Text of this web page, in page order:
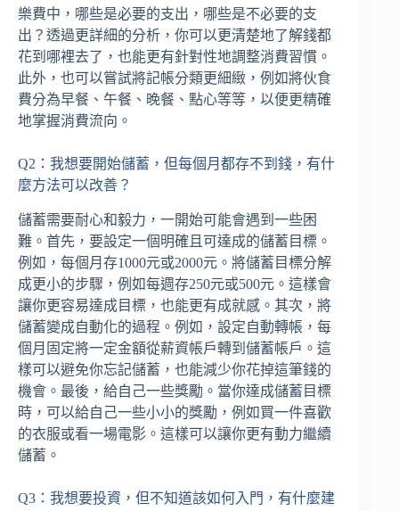
樂費中，哪些是必要的支出，哪些是不必要的支
出？透過更詳細的分析，你可以更清楚地了解錢都
花到哪裡去了，也能更有針對性地調整消費習慣。
此外，也可以嘗試將記帳分類更細緻，例如將伙食
費分為早餐、午餐、晚餐、點心等等，以便更精確
地掌握消費流向。
Q2：我想要開始儲蓄，但每個月都存不到錢，有什
麼方法可以改善？
儲蓄需要耐心和毅力，一開始可能會遇到一些困
難。首先，要設定一個明確且可達成的儲蓄目標。
例如，每個月存1000元或2000元。將儲蓄目標分解
成更小的步驟，例如每週存250元或500元。這樣會
讓你更容易達成目標，也能更有成就感。其次，將
儲蓄變成自動化的過程。例如，設定自動轉帳，每
個月固定將一定金額從薪資帳戶轉到儲蓄帳戶。這
樣可以避免你忘記儲蓄，也能減少你花掉這筆錢的
機會。最後，給自己一些獎勵。當你達成儲蓄目標
時，可以給自己一些小小的獎勵，例如買一件喜歡
的衣服或看一場電影。這樣可以讓你更有動力繼續
儲蓄。
Q3：我想要投資，但不知道該如何入門，有什麼建